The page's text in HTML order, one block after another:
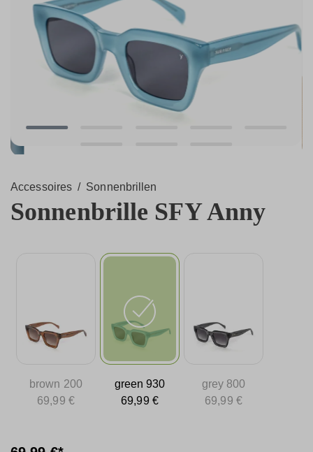
Accessoires / Sonnenbrillen
Sonnenbrille SFY Anny
brown 200
69,99 €
green 930
69,99 €
grey 800
69,99 €